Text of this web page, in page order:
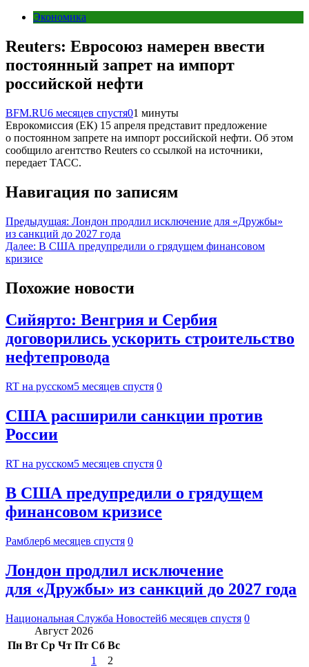
Экономика
Reuters: Евросоюз намерен ввести
постоянный запрет на импорт
российской нефти
BFM.RU6 месяцев спустя01 минуты
Еврокомиссия (ЕК) 15 апреля представит предложение
о постоянном запрете на импорт российской нефти. Об этом
сообщило агентство Reuters со ссылкой на источники,
передает ТАСС.
Навигация по записям
Предыдущая: Лондон продлил исключение для «Дружбы»
из санкций до 2027 года
Далее: В США предупредили о грядущем финансовом
кризисе
Похожие новости
Сийярто: Венгрия и Сербия
договорились ускорить строительство
нефтепровода
RT на русском5 месяцев спустя 0
США расширили санкции против
России
RT на русском5 месяцев спустя 0
В США предупредили о грядущем
финансовом кризисе
Рамблер6 месяцев спустя 0
Лондон продлил исключение
для «Дружбы» из санкций до 2027 года
Национальная Служба Новостей6 месяцев спустя 0
Август 2026
Пн Вт Ср Чт Пт Сб Вс
1
2